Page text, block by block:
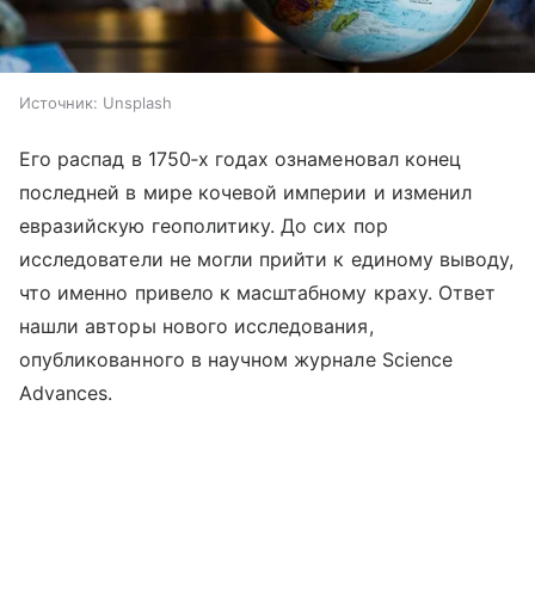
Источник: Unsplash
Его распад в 1750‑х годах ознаменовал конец
последней в мире кочевой империи и изменил
евразийскую геополитику. До сих пор
исследователи не могли прийти к единому выводу,
что именно привело к масштабному краху. Ответ
нашли авторы нового исследования,
опубликованного в научном журнале Science
Advances.